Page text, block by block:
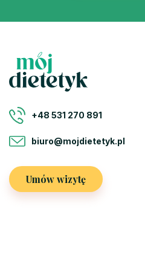
+48 531 270 891
biuro@mojdietetyk.pl
Umów wizytę